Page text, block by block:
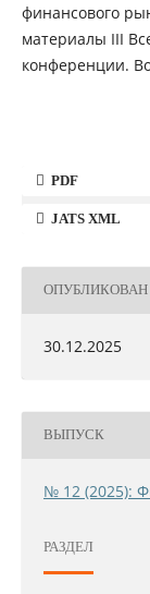
финансового
материалы III
конференции.
PDF
JATS XML
ОПУБЛИКОВАН
30.12.2025
ВЫПУСК
№ 12 (2025):
РАЗДЕЛ